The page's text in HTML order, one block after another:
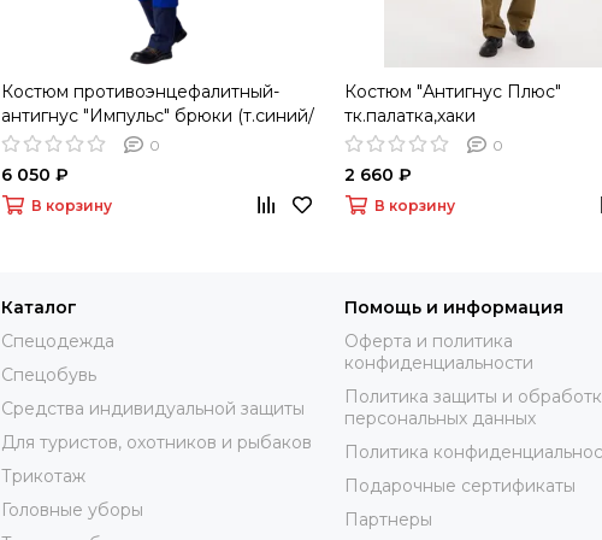
Костюм противоэнцефалитный-
антигнус "Импульс" брюки (т.синий/
васильковый)
0
6 050 ₽
В корзину
Костюм "Антигнус Плюс"
тк.палатка,хаки
0
2 660 ₽
В корзину
Каталог
Спецодежда
Спецобувь
Средства индивидуальной защиты
Для туристов, охотников и рыбаков
Трикотаж
Головные уборы
Помощь и информация
Оферта и политика
конфиденциальности
Политика защиты и
персональных данных
Политика
Подарочные сертификаты
Партнеры